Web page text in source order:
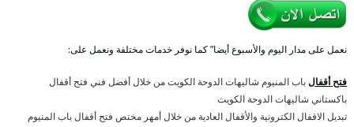
نعمل على مدار اليوم والأسبوع أيضا” كما نوفر خدمات مختلفة ونعمل على:
فتح أقفالباب المنيوم شاليهات الدوحة الكويت من خلال أفضل فني فتح أقفال
باكستاني شاليهات الدوحة الكويت
تبديل الاقفال الكترونية والأقفال العادية من خلال أمهر مختص فتح أقفال باب المنيوم